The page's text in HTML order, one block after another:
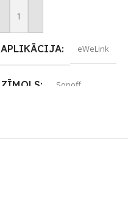
Pievienot Grozam
APLIKĀCIJA eWeLink
ZĪMOLS Sonoff